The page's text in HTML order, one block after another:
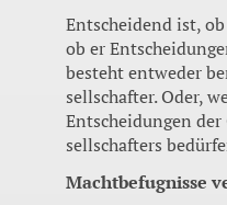
Entscheidend ist,
ob er
besteht entweder
sellschafter. Oder,
Entscheidungen
sellschafters
Machtbefugnisse